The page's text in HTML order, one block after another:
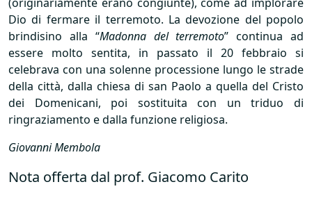
Dio di fermare il terremoto. La devozione del popolo
brindisino alla “Madonna del terremoto” continua ad
essere molto sentita, in passato il 20 febbraio si
celebrava con una solenne processione lungo le strade
della città, dalla chiesa di san Paolo a quella del Cristo
dei Domenicani, poi sostituita con un triduo di
ringraziamento e dalla funzione religiosa.
Giovanni Membola
Nota offerta dal prof. Giacomo Carito